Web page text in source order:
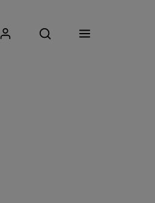
Mitt KristianiaÅpne søk
Skriv inn søkefrase
Søk
Meny